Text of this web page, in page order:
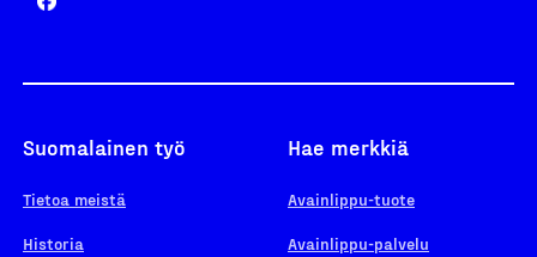
Suomalainen työ
Tietoa meistä
Historia
Hae merkkiä
Avainlippu-tuote
Avainlippu-palvelu